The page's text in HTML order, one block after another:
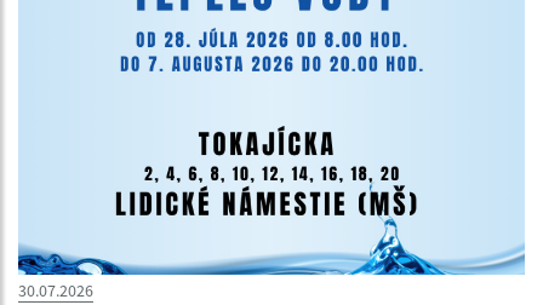
30.07.2026